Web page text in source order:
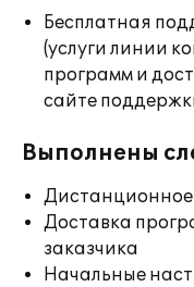
Бесплатная
(услуги линии
программ и
сайте
Выполнены
Дистанционное
Доставка
заказчика
Начальные